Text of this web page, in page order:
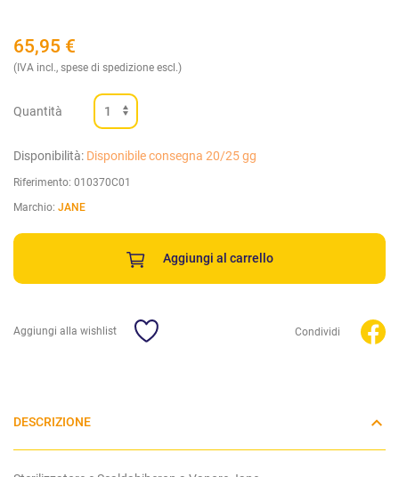
65,95 €
(IVA incl., spese di spedizione escl.)
Quantità
Disponibilità: Disponibile consegna 20/25 gg
Riferimento: 010370C01
Marchio: JANE
Aggiungi al carrello
Aggiungi alla wishlist Condividi
DESCRIZIONE